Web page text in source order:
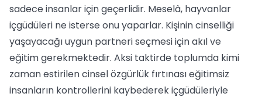
sadece insanlar için geçerlidir. Meselâ, hayvanlar
içgüdüleri ne isterse onu yaparlar. Kişinin cinselliği
yaşayacağı uygun partneri seçmesi için akıl ve
eğitim gerekmektedir. Aksi taktirde toplumda kimi
zaman estirilen cinsel özgürlük fırtınası eğitimsiz
insanların kontrollerini kaybederek içgüdüleriyle